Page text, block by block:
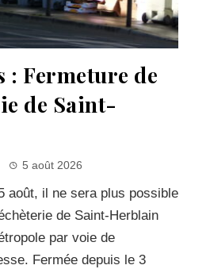
: Fermeture de
de Saint-
5 août 2026
août, il ne sera plus possible
de Saint-Herblain
par voie de
Fermée depuis le 3